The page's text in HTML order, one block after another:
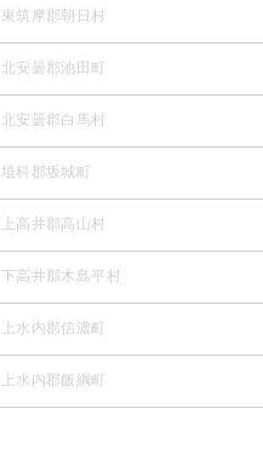
東筑摩郡朝日村
北安曇郡池田町
北安曇郡白馬村
埴科郡坂城町
上高井郡高山村
下高井郡木島平村
上水内郡信濃町
上水内郡飯綱町